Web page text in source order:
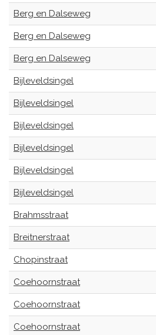
Berg en Dalseweg
Berg en Dalseweg
Berg en Dalseweg
Bijleveldsingel
Bijleveldsingel
Bijleveldsingel
Bijleveldsingel
Bijleveldsingel
Bijleveldsingel
Brahmsstraat
Breitnerstraat
Chopinstraat
Coehoornstraat
Coehoornstraat
Coehoornstraat